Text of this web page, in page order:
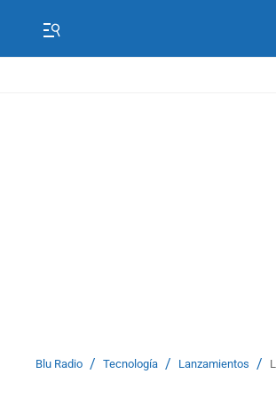
Blu Radio / Tecnología / Lanzamientos /